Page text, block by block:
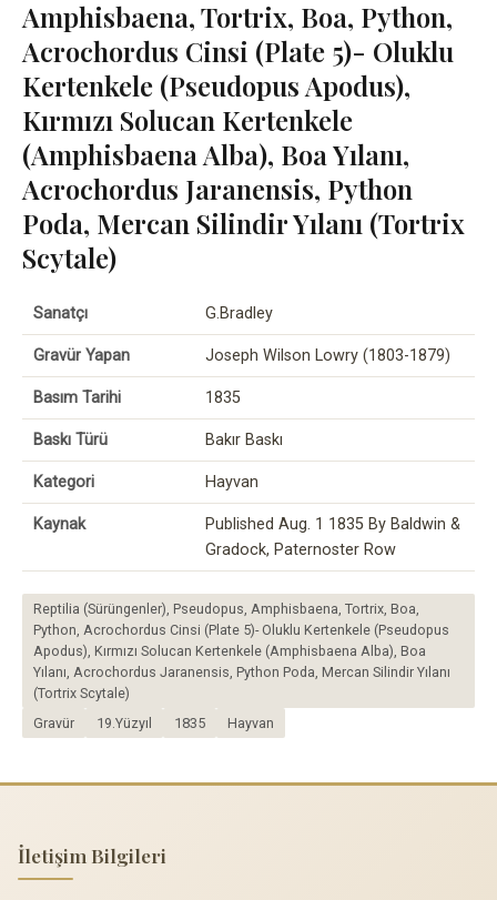
Amphisbaena, Tortrix, Boa, Python,
Acrochordus Cinsi (Plate 5)- Oluklu
Kertenkele (Pseudopus Apodus),
Kırmızı Solucan Kertenkele
(Amphisbaena Alba), Boa Yılanı,
Acrochordus Jaranensis, Python
Poda, Mercan Silindir Yılanı (Tortrix
Scytale)
Sanatçı G.Bradley
Gravür Yapan Joseph Wilson Lowry (1803-1879)
Basım Tarihi 1835
Baskı Türü Bakır Baskı
Kategori Hayvan
Kaynak
Published Aug. 1 1835 By Baldwin &
Gradock, Paternoster Row
Reptilia (Sürüngenler), Pseudopus, Amphisbaena, Tortrix, Boa,
Python, Acrochordus Cinsi (Plate 5)- Oluklu Kertenkele (Pseudopus
Apodus), Kırmızı Solucan Kertenkele (Amphisbaena Alba), Boa
Yılanı, Acrochordus Jaranensis, Python Poda, Mercan Silindir Yılanı
(Tortrix Scytale)
Gravür
19.Yüzyıl 1835 Hayvan
İletişim Bilgileri